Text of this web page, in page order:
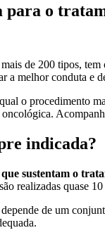
o
de 200 tipos,
a melhor conduta e
o procedimento
indicada?
sustentam o
realizadas quase
de um